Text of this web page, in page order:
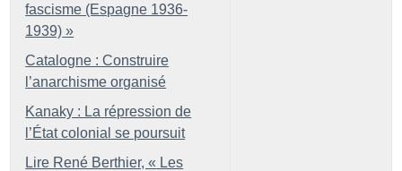
fascisme (Espagne 1936-
1939) »
Catalogne : Construire
l’anarchisme organisé
Kanaky : La répression de
l’État colonial se poursuit
Lire René Berthier, « Les